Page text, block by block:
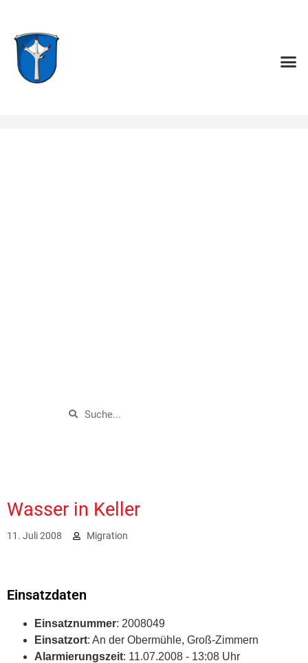
Wasser in Keller
11. Juli 2008 Migration
Einsatzdaten
Einsatznummer: 2008049
Einsatzort: An der Obermühle, Groß-Zimmern
Alarmierungszeit: 11.07.2008 - 13:08 Uhr